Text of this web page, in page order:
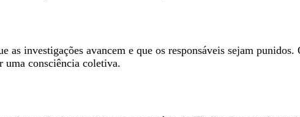
investigações avancem e que os responsáveis sejam
uma consciência coletiva.